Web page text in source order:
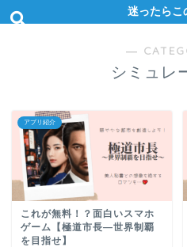
迷ったらこ
―
シミュレ
アプリ紹介
これが無料！？面白いスマホ
ゲーム【極道市長―世界制覇
を目指せ】